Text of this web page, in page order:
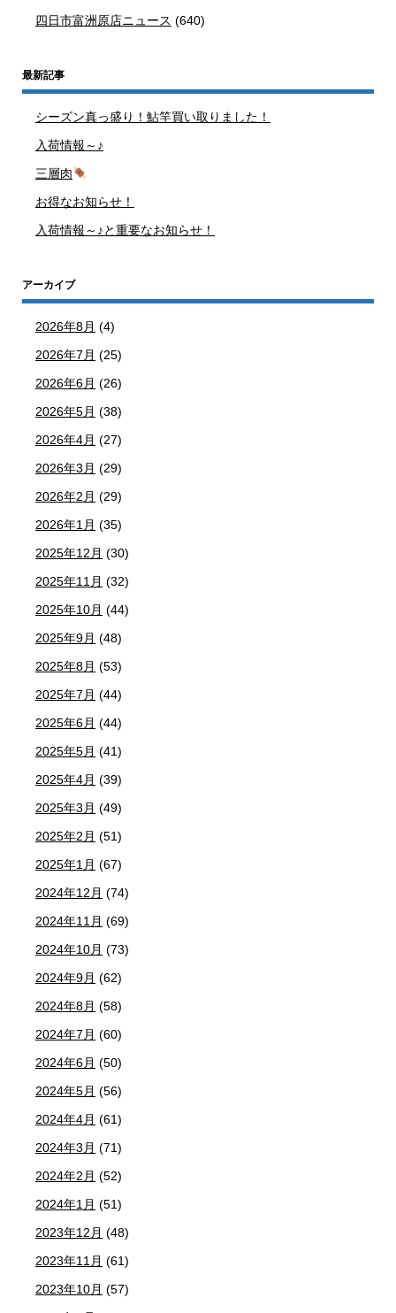
四日市富洲原店ニュース (640)
最新記事
シーズン真っ盛り！鮎竿買い取りました！
入荷情報～♪
三層肉
お得なお知らせ！
入荷情報～♪と重要なお知らせ！
アーカイブ
2026年8月 (4)
2026年7月 (25)
2026年6月 (26)
2026年5月 (38)
2026年4月 (27)
2026年3月 (29)
2026年2月 (29)
2026年1月 (35)
2025年12月 (30)
2025年11月 (32)
2025年10月 (44)
2025年9月 (48)
2025年8月 (53)
2025年7月 (44)
2025年6月 (44)
2025年5月 (41)
2025年4月 (39)
2025年3月 (49)
2025年2月 (51)
2025年1月 (67)
2024年12月 (74)
2024年11月 (69)
2024年10月 (73)
2024年9月 (62)
2024年8月 (58)
2024年7月 (60)
2024年6月 (50)
2024年5月 (56)
2024年4月 (61)
2024年3月 (71)
2024年2月 (52)
2024年1月 (51)
2023年12月 (48)
2023年11月 (61)
2023年10月 (57)